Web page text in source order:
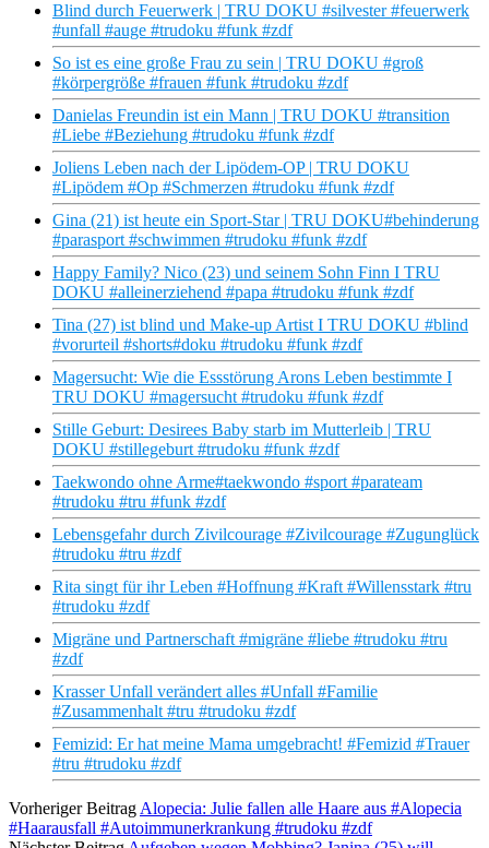
Blind durch Feuerwerk | TRU DOKU #silvester #feuerwerk
#unfall #auge #trudoku #funk #zdf
So ist es eine große Frau zu sein | TRU DOKU #groß
#körpergröße #frauen #funk #trudoku #zdf
Danielas Freundin ist ein Mann | TRU DOKU #transition
#Liebe #Beziehung #trudoku #funk #zdf
Joliens Leben nach der Lipödem-OP | TRU DOKU
#Lipödem #Op #Schmerzen #trudoku #funk #zdf
Gina (21) ist heute ein Sport-Star | TRU DOKU#behinderung
#parasport #schwimmen #trudoku #funk #zdf
Happy Family? Nico (23) und seinem Sohn Finn I TRU
DOKU #alleinerziehend #papa #trudoku #funk #zdf
Tina (27) ist blind und Make-up Artist I TRU DOKU #blind
#vorurteil #shorts#doku #trudoku #funk #zdf
Magersucht: Wie die Essstörung Arons Leben bestimmte I
TRU DOKU #magersucht #trudoku #funk #zdf
Stille Geburt: Desirees Baby starb im Mutterleib | TRU
DOKU #stillegeburt #trudoku #funk #zdf
Taekwondo ohne Arme#taekwondo #sport #parateam
#trudoku #tru #funk #zdf
Lebensgefahr durch Zivilcourage #Zivilcourage #Zugunglück
#trudoku #tru #zdf
Rita singt für ihr Leben #Hoffnung #Kraft #Willensstark #tru
#trudoku #zdf
Migräne und Partnerschaft #migräne #liebe #trudoku #tru
#zdf
Krasser Unfall verändert alles #Unfall #Familie
#Zusammenhalt #tru #trudoku #zdf
Femizid: Er hat meine Mama umgebracht! #Femizid #Trauer
#tru #trudoku #zdf
Vorheriger Beitrag Alopecia: Julie fallen alle Haare aus #Alopecia
#Haarausfall #Autoimmunerkrankung #trudoku #zdf